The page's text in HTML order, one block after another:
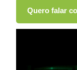
Quero falar